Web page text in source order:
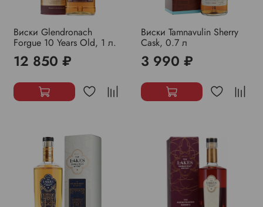
Виски Glendronach
Forgue 10 Years Old, 1 л.
12 850 ₽
Виски Tamnavulin Sherry
Cask, 0.7 л
3 990 ₽